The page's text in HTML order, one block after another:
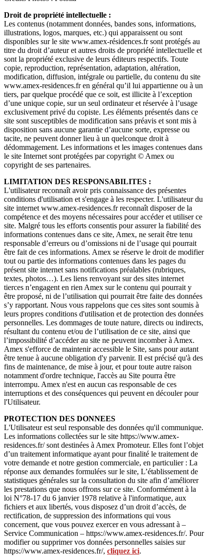
Droit de propriété intellectuelle :
Les contenus (notamment données, bandes sons, informations,
illustrations, logos, marques, etc.) qui apparaissent ou sont
disponibles sur le site www.amex-résidences.fr sont protégés au
titre du droit d’auteur et autres droits de propriété intellectuelle et
sont la propriété exclusive de leurs éditeurs respectifs. Toute
copie, reproduction, représentation, adaptation, altération,
modification, diffusion, intégrale ou partielle, du contenu du site
www.amex-residences.fr en général qu’il lui appartienne ou à un
tiers, par quelque procédé que ce soit, est illicite à l’exception
d’une unique copie, sur un seul ordinateur et réservée à l’usage
exclusivement privé du copiste. Les éléments présentés dans ce
site sont susceptibles de modification sans préavis et sont mis à
disposition sans aucune garantie d’aucune sorte, expresse ou
tacite, ne peuvent donner lieu à un quelconque droit à
dédommagement. Les informations et les images contenues dans
le site Internet sont protégées par copyright © Amex ou
copyright de ses partenaires.
LIMITATION DES RESPONSABILITES :
L'utilisateur reconnaît avoir pris connaissance des présentes
conditions d'utilisation et s'engage à les respecter. L'utilisateur du
site internet www.amex-residences.fr reconnaît disposer de la
compétence et des moyens nécessaires pour accéder et utiliser ce
site. Malgré tous les efforts consentis pour assurer la fiabilité des
informations contenues dans ce site, Amex, ne serait être tenu
responsable d’erreurs ou d’omissions ni de l’usage qui pourrait
être fait de ces informations. Amex se réserve le droit de modifier
tout ou partie des informations contenues dans les pages du
présent site internet sans notifications préalables (rubriques,
textes, photos…). Les liens renvoyant sur des sites internet
tierces n’engagent en rien Amex sur le contenu qui pourrait y
être proposé, ni de l’utilisation qui pourrait être faite des données
s’y rapportant. Nous vous rappelons que ces sites sont soumis à
leurs propres conditions d'utilisation et de protection des données
personnelles. Les dommages de toute nature, directs ou indirects,
résultant du contenu et/ou de l’utilisation de ce site, ainsi que
l’impossibilité d’accéder au site ne peuvent incomber à Amex.
Amex s'efforce de maintenir accessible le Site, sans pour autant
être tenue à aucune obligation d'y parvenir. Il est précisé qu'à des
fins de maintenance, de mise à jour, et pour toute autre raison
notamment d'ordre technique, l'accès au Site pourra être
interrompu. Amex n'est en aucun cas responsable de ces
interruptions et des conséquences qui peuvent en découler pour
l'Utilisateur.
PROTECTION DES DONNEES
L'Utilisateur est seul responsable des données qu'il communique.
Les informations collectées sur le site https://www.amex-
residences.fr/ sont destinées à Amex Promoteur. Elles font l’objet
d’un traitement informatique ayant pour finalité le traitement de
votre demande et notre gestion commerciale, en particulier : La
réponse aux demandes formulées sur le site, L’établissement de
statistiques générales sur la consultation du site afin d’améliorer
les prestations que nous offrons sur ce site. Conformément à la
loi N°78-17 du 6 janvier 1978 relative à l'informatique, aux
fichiers et aux libertés, vous disposez d’un droit d’accès, de
rectification, de suppression des informations qui vous
concernent, que vous pouvez exercer en vous adressant à –
Service Communication – https://www.amex-residences.fr/. Pour
modifier ou supprimer vos données personnelles saisies sur
https://www.amex-residences.fr/, cliquez ici.